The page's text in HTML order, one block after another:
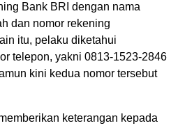
Bank BRI dengan nama
dan nomor rekening
itu, pelaku diketahui
telepon, yakni 0813-1523-2846
kini kedua nomor tersebut
keterangan kepada